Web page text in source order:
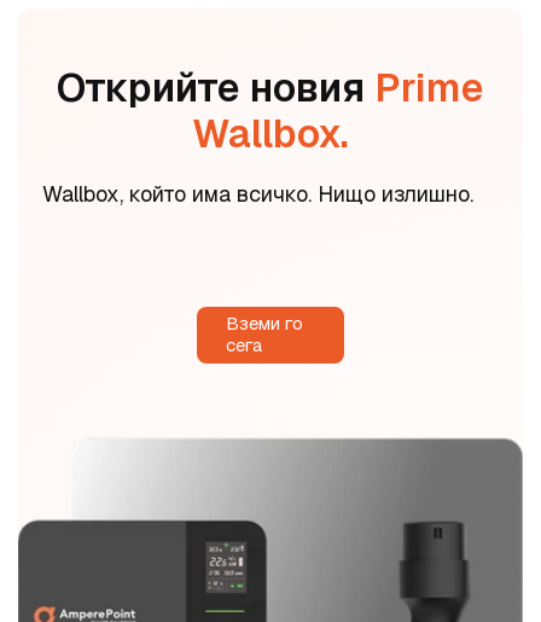
Открийте новия Prime
Wallbox.
Wallbox, който има всичко. Нищо излишно.
Вземи го
сега